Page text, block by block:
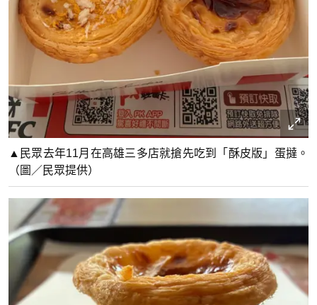
▲民眾去年11月在高雄三多店就搶先吃到「酥皮版」蛋撻。
（圖／民眾提供）